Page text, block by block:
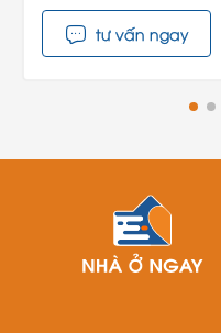
tư vấn ngay